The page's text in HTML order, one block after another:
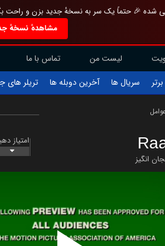
شده 🎉 حتماً یک سر به نسخهٔ جدید بزن و
مشاهدهٔ نسخهٔ
لیست من
تماس با ما
سریال ها آخرین دوبله ها تریلر های
انگیز
امتیاز